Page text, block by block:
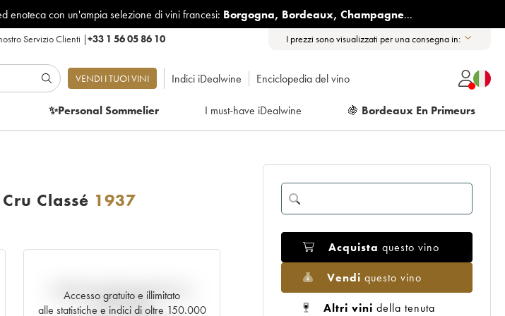
enoteca con un'ampia selezione di vini francesi: Borgogna, Bordeaux, Champagne...
Servizio Clienti |+33 1 56 05 86 10 I prezzi sono visualizzati per una consegna in:
VENDI I TUOI VINI Indici iDealwine Enciclopedia del vino
✨Personal Sommelier I must-have iDealwine 🍇 Bordeaux En Primeurs
Classé 1937
Accesso gratuito e illimitato
alle statistiche e indici di oltre 150.000
Andamento della quotazione in
tempo reale
Acquista questo vino
Vendi questo vino
Altri vini della tenuta